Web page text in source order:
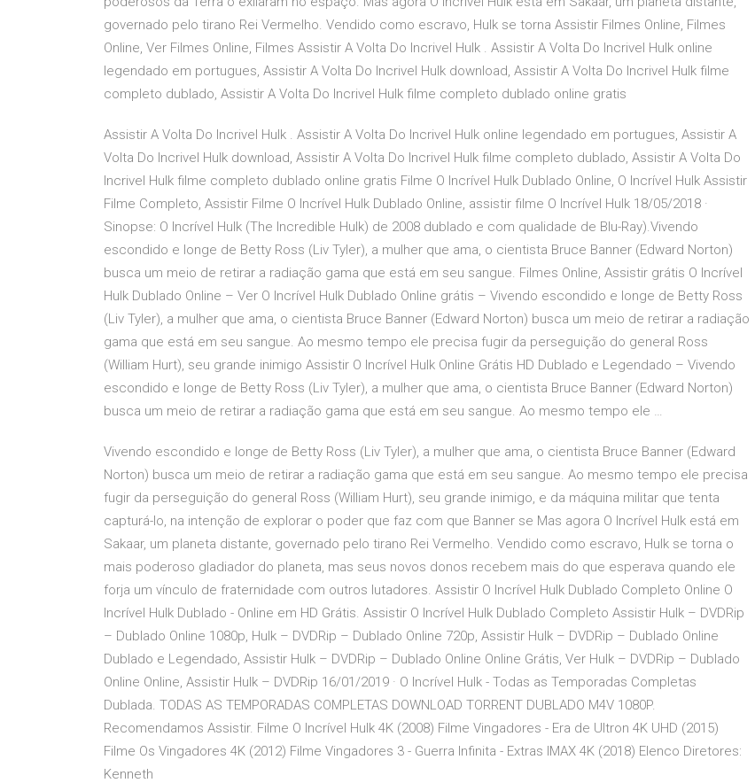
governado pelo tirano Rei Vermelho. Vendido como escravo, Hulk se torna Assistir Filmes Online, Filmes
Online, Ver Filmes Online, Filmes Assistir A Volta Do Incrivel Hulk . Assistir A Volta Do Incrivel Hulk online
legendado em portugues, Assistir A Volta Do Incrivel Hulk download, Assistir A Volta Do Incrivel Hulk filme
completo dublado, Assistir A Volta Do Incrivel Hulk filme completo dublado online gratis
Assistir A Volta Do Incrivel Hulk . Assistir A Volta Do Incrivel Hulk online legendado em portugues, Assistir A
Volta Do Incrivel Hulk download, Assistir A Volta Do Incrivel Hulk filme completo dublado, Assistir A Volta Do
Incrivel Hulk filme completo dublado online gratis Filme O Incrível Hulk Dublado Online, O Incrível Hulk Assistir
Filme Completo, Assistir Filme O Incrível Hulk Dublado Online, assistir filme O Incrível Hulk 18/05/2018 ·
Sinopse: O Incrível Hulk (The Incredible Hulk) de 2008 dublado e com qualidade de Blu-Ray).Vivendo
escondido e longe de Betty Ross (Liv Tyler), a mulher que ama, o cientista Bruce Banner (Edward Norton)
busca um meio de retirar a radiação gama que está em seu sangue. Filmes Online, Assistir grátis O Incrível
Hulk Dublado Online – Ver O Incrível Hulk Dublado Online grátis – Vivendo escondido e longe de Betty Ross
(Liv Tyler), a mulher que ama, o cientista Bruce Banner (Edward Norton) busca um meio de retirar a radiação
gama que está em seu sangue. Ao mesmo tempo ele precisa fugir da perseguição do general Ross
(William Hurt), seu grande inimigo Assistir O Incrível Hulk Online Grátis HD Dublado e Legendado – Vivendo
escondido e longe de Betty Ross (Liv Tyler), a mulher que ama, o cientista Bruce Banner (Edward Norton)
busca um meio de retirar a radiação gama que está em seu sangue. Ao mesmo tempo ele …
Vivendo escondido e longe de Betty Ross (Liv Tyler), a mulher que ama, o cientista Bruce Banner (Edward
Norton) busca um meio de retirar a radiação gama que está em seu sangue. Ao mesmo tempo ele precisa
fugir da perseguição do general Ross (William Hurt), seu grande inimigo, e da máquina militar que tenta
capturá-lo, na intenção de explorar o poder que faz com que Banner se Mas agora O Incrível Hulk está em
Sakaar, um planeta distante, governado pelo tirano Rei Vermelho. Vendido como escravo, Hulk se torna o
mais poderoso gladiador do planeta, mas seus novos donos recebem mais do que esperava quando ele
forja um vínculo de fraternidade com outros lutadores. Assistir O Incrível Hulk Dublado Completo Online O
Incrível Hulk Dublado - Online em HD Grátis. Assistir O Incrível Hulk Dublado Completo Assistir Hulk – DVDRip
– Dublado Online 1080p, Hulk – DVDRip – Dublado Online 720p, Assistir Hulk – DVDRip – Dublado Online
Dublado e Legendado, Assistir Hulk – DVDRip – Dublado Online Online Grátis, Ver Hulk – DVDRip – Dublado
Online Online, Assistir Hulk – DVDRip 16/01/2019 · O Incrível Hulk - Todas as Temporadas Completas
Dublada. TODAS AS TEMPORADAS COMPLETAS DOWNLOAD TORRENT DUBLADO M4V 1080P.
Recomendamos Assistir. Filme O Incrível Hulk 4K (2008) Filme Vingadores - Era de Ultron 4K UHD (2015)
Filme Os Vingadores 4K (2012) Filme Vingadores 3 - Guerra Infinita - Extras IMAX 4K (2018) Elenco Diretores:
Kenneth